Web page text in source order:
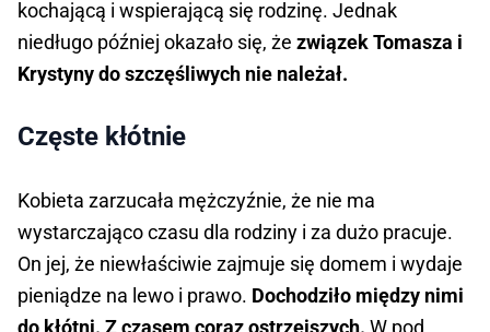
kochającą i wspierającą się rodzinę. Jednak
niedługo później okazało się, że związek Tomasza i
Krystyny do szczęśliwych nie należał.
Częste kłótnie
Kobieta zarzucała mężczyźnie, że nie ma
wystarczająco czasu dla rodziny i za dużo pracuje.
On jej, że niewłaściwie zajmuje się domem i wydaje
pieniądze na lewo i prawo. Dochodziło między nimi
do kłótni. Z czasem coraz ostrzejszych. W pod